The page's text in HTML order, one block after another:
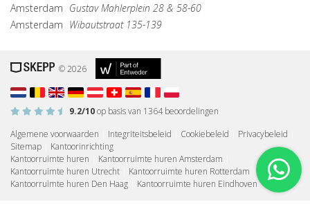
Amsterdam Gustav Mahlerplein 28 & 58-60
Amsterdam Wibautstraat 135-139
© 2026
9.2/10op basis van 1364beoordelingen
Algemene voorwaarden
Integriteitsbeleid Cookiebeleid Privacybeleid
Sitemap
Kantoorinrichting
Kantoorruimte huren
Kantoorruimte huren Amsterdam
Kantoorruimte huren Utrecht
Kantoorruimte huren Rotterdam |
Kantoorruimte huren Den Haag
Kantoorruimte huren Eindhoven